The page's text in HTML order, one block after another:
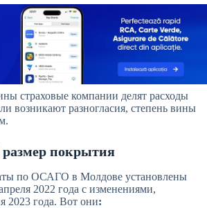
страховые компании делят расходы
возникают разногласия, степень вины
покрытия
по ОСАГО в Молдове установлены
2022 года с изменениями,
2023 года. Вот они: